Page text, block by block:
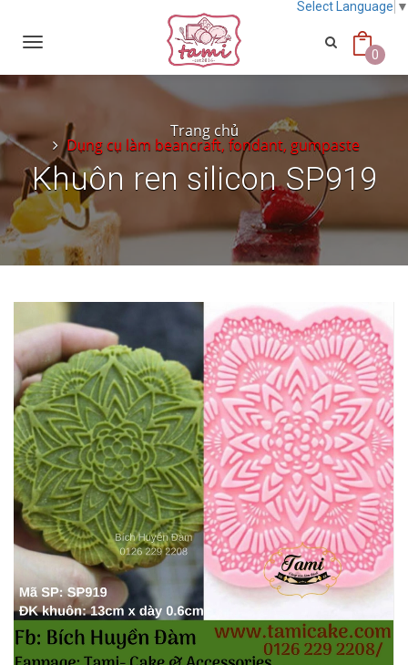
Select Language ▼
0
Toggle
Trang chủ
Dụng cụ làm beancraft, fondant, gumpaste
Khuôn ren silicon SP919